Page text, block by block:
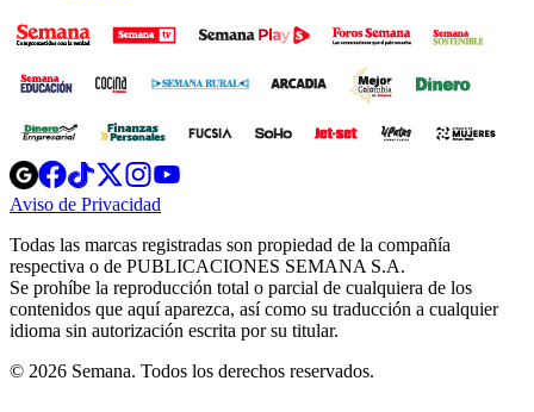
Opens
in
new
Opens
in
new
Opens
in
new
window
Opens
new
windowwindow
Aviso de Privacidad
new
window
Todas las marcas registradas son propiedad de la compañía
respectiva o de PUBLICACIONES SEMANA S.A.
Se prohíbe la reproducción total o parcial de cualquiera de los
contenidos que aquí aparezca, así como su traducción a cualquier
idioma sin autorización escrita por su titular.
© 2026 Semana. Todos los derechos reservados.